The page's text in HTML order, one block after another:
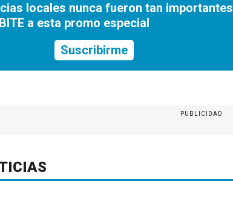
locales nunca fueron tan importantes
a esta promo especial
Suscribirme
PUBLICIDAD